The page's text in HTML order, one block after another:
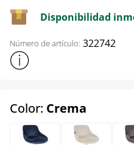
Disponibilidad
Número de artículo: 322742
Mostrar más información
Color: Crema